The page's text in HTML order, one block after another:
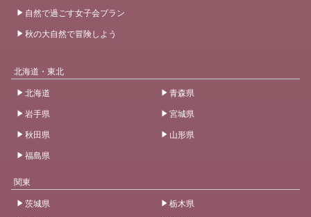
自然で過ごす女子会プラン
秋の大自然で冒険しよう
北海道・東北
北海道
青森県
岩手県
宮城県
秋田県
山形県
福島県
関東
茨城県
栃木県